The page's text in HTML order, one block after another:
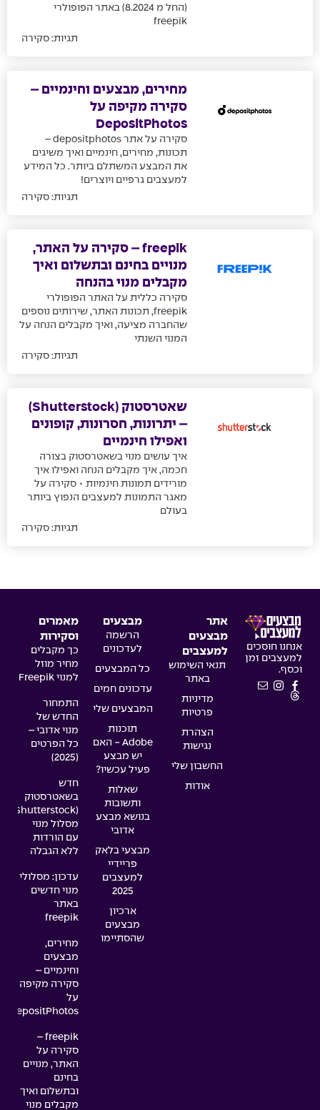
(החל מ 8.2024) באתר הפופולרי
freepik
תגיות: סקירה
מחירים, מבצעים וחינמיים –
סקירה מקיפה על
DepositPhotos
סקירה על אתר depositphotos –
תכונות, מחירים, חינמיים ואיך משיגים
את המבצע המשתלם ביותר. כל המידע
למעצבים גרפיים ויוצרים!
תגיות: סקירה
freepik – סקירה על האתר,
מנויים בחינם ובתשלום ואיך
מקבלים מנוי בהנחה
סקירה כללית על האתר הפופולרי
freepik, תכונות האתר, שירותים נוספים
שהחברה מציעה, ואיך מקבלים הנחה על
המנוי השנתי
תגיות: סקירה
שאטרסטוק (Shutterstock)
– יתרונות, חסרונות, קופונים
ואפילו חינמיים
איך עושים מנוי בשאטרסטוק בצורה
חכמה, איך מקבלים הנחה ואפילו איך
מורידים תמונות חינמיות • סקירה על
מאגר התמונות למעצבים הנפוץ ביותר
בעולם
תגיות: סקירה
אנחנו חוסכים
למעצבים זמן
וכסף.
אתר
מבצעים
למעצבים
תנאי השימוש
באתר
מדיניות
פרטיות
הצהרת
נגישות
החשבון שלי
אודות
מבצעים
הרשמה
לעדכונים
כל המבצעים
עדכונים חמים
המבצעים שלי
תוכנות
Adobe - האם
יש מבצע
פעיל עכשיו?
שאלות
ותשובות
בנושא מבצע
אדובי
מבצעי בלאק
פריידיי
למעצבים
2025
ארכיון
מבצעים
שהסתיימו
מאמרים
וסקירות
כך מקבלים
מחיר מוזל
למנוי Freepik
התמחור
החדש של
מנוי אדובי –
כל הפרטים
(2025)
חדש
בשאטרסטוק
מסלול מנוי
עם הורדות
ללא הגבלה
עדכון: מסלולי
מנוי חדשים
באתר
freepik
מחירים,
מבצעים
וחינמיים –
סקירה מקיפה
על
DepositPhotos
freepik –
סקירה על
האתר, מנויים
בחינם
ובתשלום ואיך
מקבלים מנוי